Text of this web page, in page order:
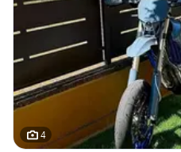
4